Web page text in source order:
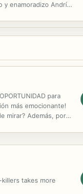
y enamoradizo Andrí
para
más emocionante!
mirar? Además, por
takes more